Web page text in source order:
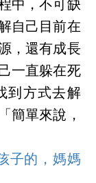
中，不可缺
自己目前在
，還有成長
一直躲在死
到方式去解
簡單來說，
子的，媽媽